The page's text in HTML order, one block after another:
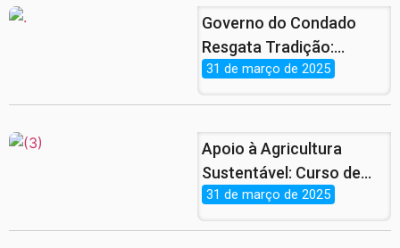
Governo do Condado
Resgata Tradição:
Entrega de Peixe da
31 de março de 2025
Apoio à Agricultura
Sustentável: Curso de
Piscicultura Finaliza com
31 de março de 2025